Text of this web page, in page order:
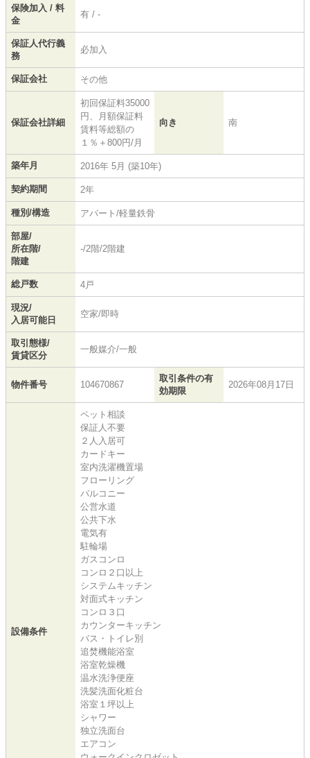
保険加入 / 料
金
有 / -
保証人代行義
務
必加入
保証会社 その他
保証会社詳細
初回保証料35000
円、月額保証料
賃料等総額の
１％＋800円/月
向き 南
築年月 2016年 5月 (築10年)
契約期間 2年
種別/構造 アパート/軽量鉄骨
部屋/
所在階/
階建
-/2階/2階建
総戸数 4戸
現況/
入居可能日
空家/即時
取引態様/
賃貸区分
一般媒介/一般
物件番号 104670867
取引条件の有
効期限
2026年08月17日
設備条件
ペット相談
保証人不要
２人入居可
カードキー
室内洗濯機置場
フローリング
バルコニー
公営水道
公共下水
電気有
駐輪場
ガスコンロ
コンロ２口以上
システムキッチン
対面式キッチン
コンロ３口
カウンターキッチン
バス・トイレ別
追焚機能浴室
浴室乾燥機
温水洗浄便座
洗髪洗面化粧台
浴室１坪以上
シャワー
独立洗面台
エアコン